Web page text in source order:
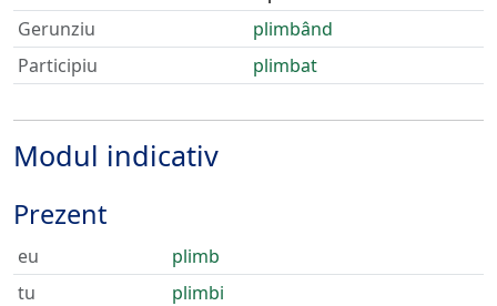
Gerunziu
plimbând
Participiu
plimbat
Modul indicativ
Prezent
eu
plimb
tu
plimbi